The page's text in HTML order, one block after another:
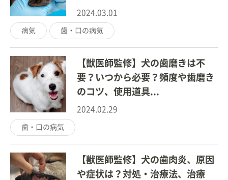
2024.03.01
病気 歯・口の病気
【獣医師監修】犬の歯磨きは不
要？いつから必要？頻度や歯磨き
のコツ、使用道具...
2024.02.29
歯・口の病気
【獣医師監修】犬の歯肉炎、原因
や症状は？対処・治療法、治療